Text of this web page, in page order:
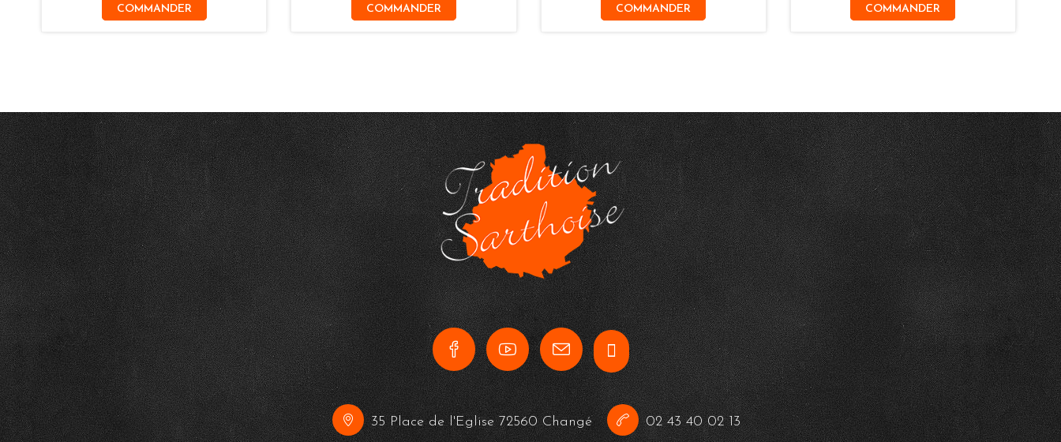
COMMANDER COMMANDER COMMANDER COMMANDER
35 Place de l'Eglise 72560 Changé 02 43 40 02 13